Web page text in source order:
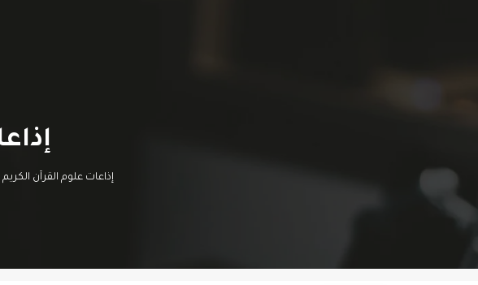
إذاعات علوم القرآن